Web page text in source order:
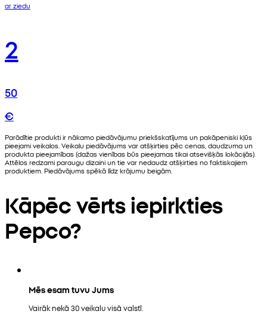
ar ziedu
2
50
€
Parādītie produkti ir nākamo piedāvājumu priekšskatījums un pakāpeniski kļūs
pieejami veikalos. Veikalu piedāvājums var atšķirties pēc cenas, daudzuma un
produkta pieejamības (dažas vienības būs pieejamas tikai atsevišķās lokācijās).
Attēlos redzami paraugu dizaini un tie var nedaudz atšķirties no faktiskajiem
produktiem. Piedāvājums spēkā līdz krājumu beigām.
Kāpēc vērts iepirkties
Pepco?
Mēs esam tuvu Jums
Vairāk nekā 30 veikalu visā valstī.